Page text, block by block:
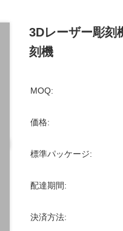
3Dレーザー彫刻
刻機
MOQ:
価格:
標準パッケージ:
配達期間:
決済方法: